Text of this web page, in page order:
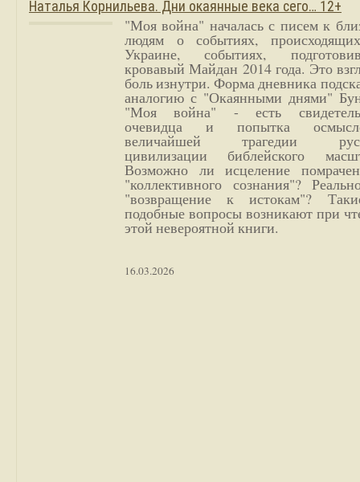
Наталья Корнильева. Дни окаянные века сего… 12+
"Моя война" началась с писем к
людям о событиях,
Украине, событиях,
кровавый Майдан 2014 года. Это
боль изнутри. Форма дневника
аналогию с "Окаянными днями"
"Моя война" - есть
очевидца и попытка
величайшей трагедии
цивилизации библейского
Возможно ли исцеление
"коллективного сознания"?
"возвращение к истокам"?
подобные вопросы возникают при
этой невероятной книги.
16.03.2026